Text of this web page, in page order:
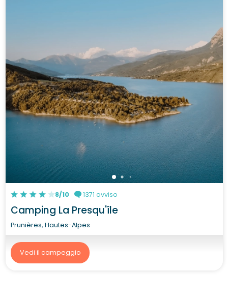
8/10 1371 avviso
Camping La Presqu'île
Prunières, Hautes-Alpes
Vedi il campeggio